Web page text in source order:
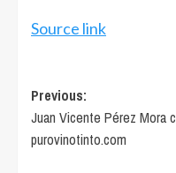
Source link
Post
navigation
Previous:
Juan Vicente Pérez Mora
purovinotinto.com